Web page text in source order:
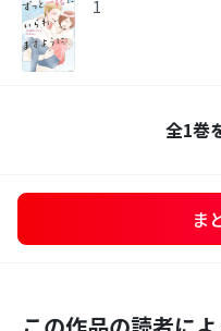
1
全1巻
ま